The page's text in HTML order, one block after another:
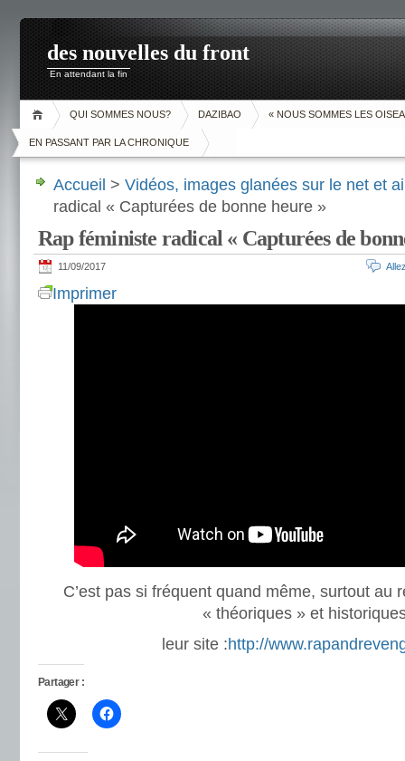
des nouvelles du front
En attendant la fin
QUI SOMMES NOUS? DAZIBAO « NOUS SOMMES LES
EN PASSANT PAR LA CHRONIQUE
Accueil > Vidéos, images glanées sur le net et
radical « Capturées de bonne heure »
Rap féministe radical « Capturées de
11/09/2017
Imprimer
C’est pas si fréquent quand même, surtout au
« théoriques » et
leur site :http://
Partager :